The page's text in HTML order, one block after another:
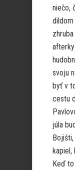
niečo,
svoju
byť v
cestu
júla
kapiel,
Keď